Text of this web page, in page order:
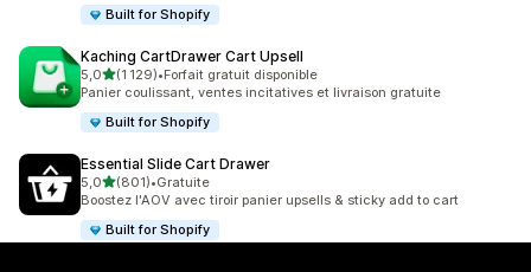
Built for Shopify
Kaching CartDrawer Cart Upsell
5,0étoile(s) sur 5
(1 129)
1129 avis au total
•Forfait gratuit disponible
Panier coulissant, ventes incitatives et livraison gratuite
Built for Shopify
Essential Slide Cart Drawer
5,0étoile(s) sur 5
(801)
801 avis au total
•Gratuite
Boostez l'AOV avec tiroir panier upsells & sticky add to cart
Built for Shopify